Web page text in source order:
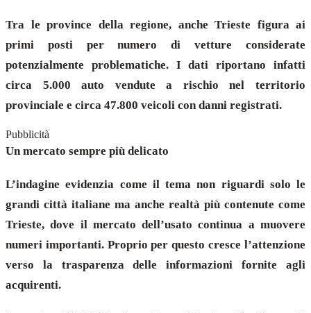
Tra le province della regione, anche Trieste figura ai
primi posti per numero di vetture considerate
potenzialmente problematiche. I dati riportano infatti
circa 5.000 auto vendute a rischio nel territorio
provinciale e circa 47.800 veicoli con danni registrati.
Pubblicità
Un mercato sempre più delicato
L’indagine evidenzia come il tema non riguardi solo le
grandi città italiane ma anche realtà più contenute come
Trieste, dove il mercato dell’usato continua a muovere
numeri importanti. Proprio per questo cresce l’attenzione
verso la trasparenza delle informazioni fornite agli
acquirenti.